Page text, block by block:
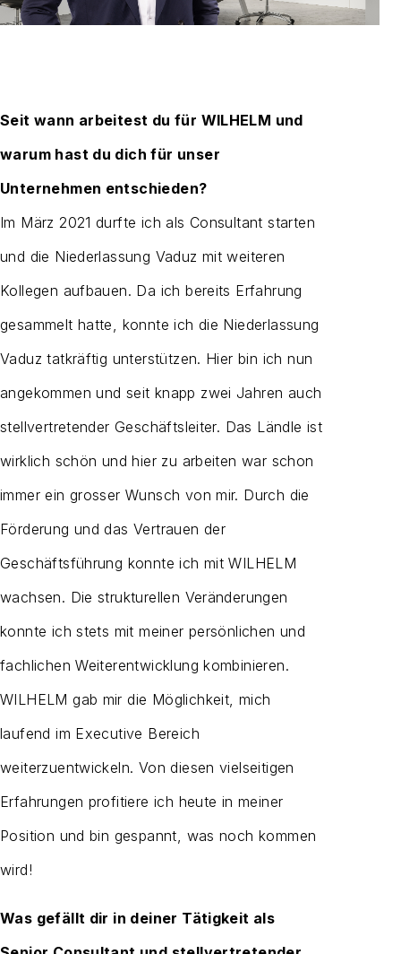
Seit wann arbeitest du für WILHELM und
warum hast du dich für unser
Unternehmen entschieden?
Im März 2021 durfte ich als Consultant starten
und die Niederlassung Vaduz mit weiteren
Kollegen aufbauen. Da ich bereits Erfahrung
gesammelt hatte, konnte ich die Niederlassung
Vaduz tatkräftig unterstützen. Hier bin ich nun
angekommen und seit knapp zwei Jahren auch
stellvertretender Geschäftsleiter. Das Ländle ist
wirklich schön und hier zu arbeiten war schon
immer ein grosser Wunsch von mir. Durch die
Förderung und das Vertrauen der
Geschäftsführung konnte ich mit WILHELM
wachsen. Die strukturellen Veränderungen
konnte ich stets mit meiner persönlichen und
fachlichen Weiterentwicklung kombinieren.
WILHELM gab mir die Möglichkeit, mich
laufend im Executive Bereich
weiterzuentwickeln. Von diesen vielseitigen
Erfahrungen profitiere ich heute in meiner
Position und bin gespannt, was noch kommen
wird!
Was gefällt dir in deiner Tätigkeit als